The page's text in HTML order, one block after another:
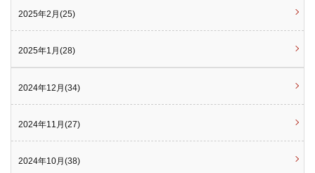
2025年2月(25)
2025年1月(28)
2024年12月(34)
2024年11月(27)
2024年10月(38)